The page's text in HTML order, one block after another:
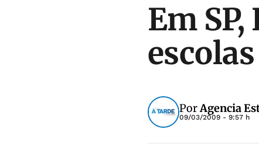
Em
PorAgencia
09/03/2009 - 9:57 h